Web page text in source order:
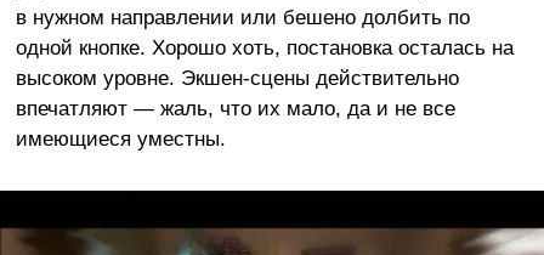
в нужном направлении или бешено долбить по
одной кнопке. Хорошо хоть, постановка осталась на
высоком уровне. Экшен-сцены действительно
впечатляют — жаль, что их мало, да и не все
имеющиеся уместны.